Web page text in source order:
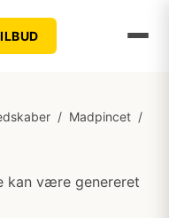
/ Madpincet /
kan være genereret